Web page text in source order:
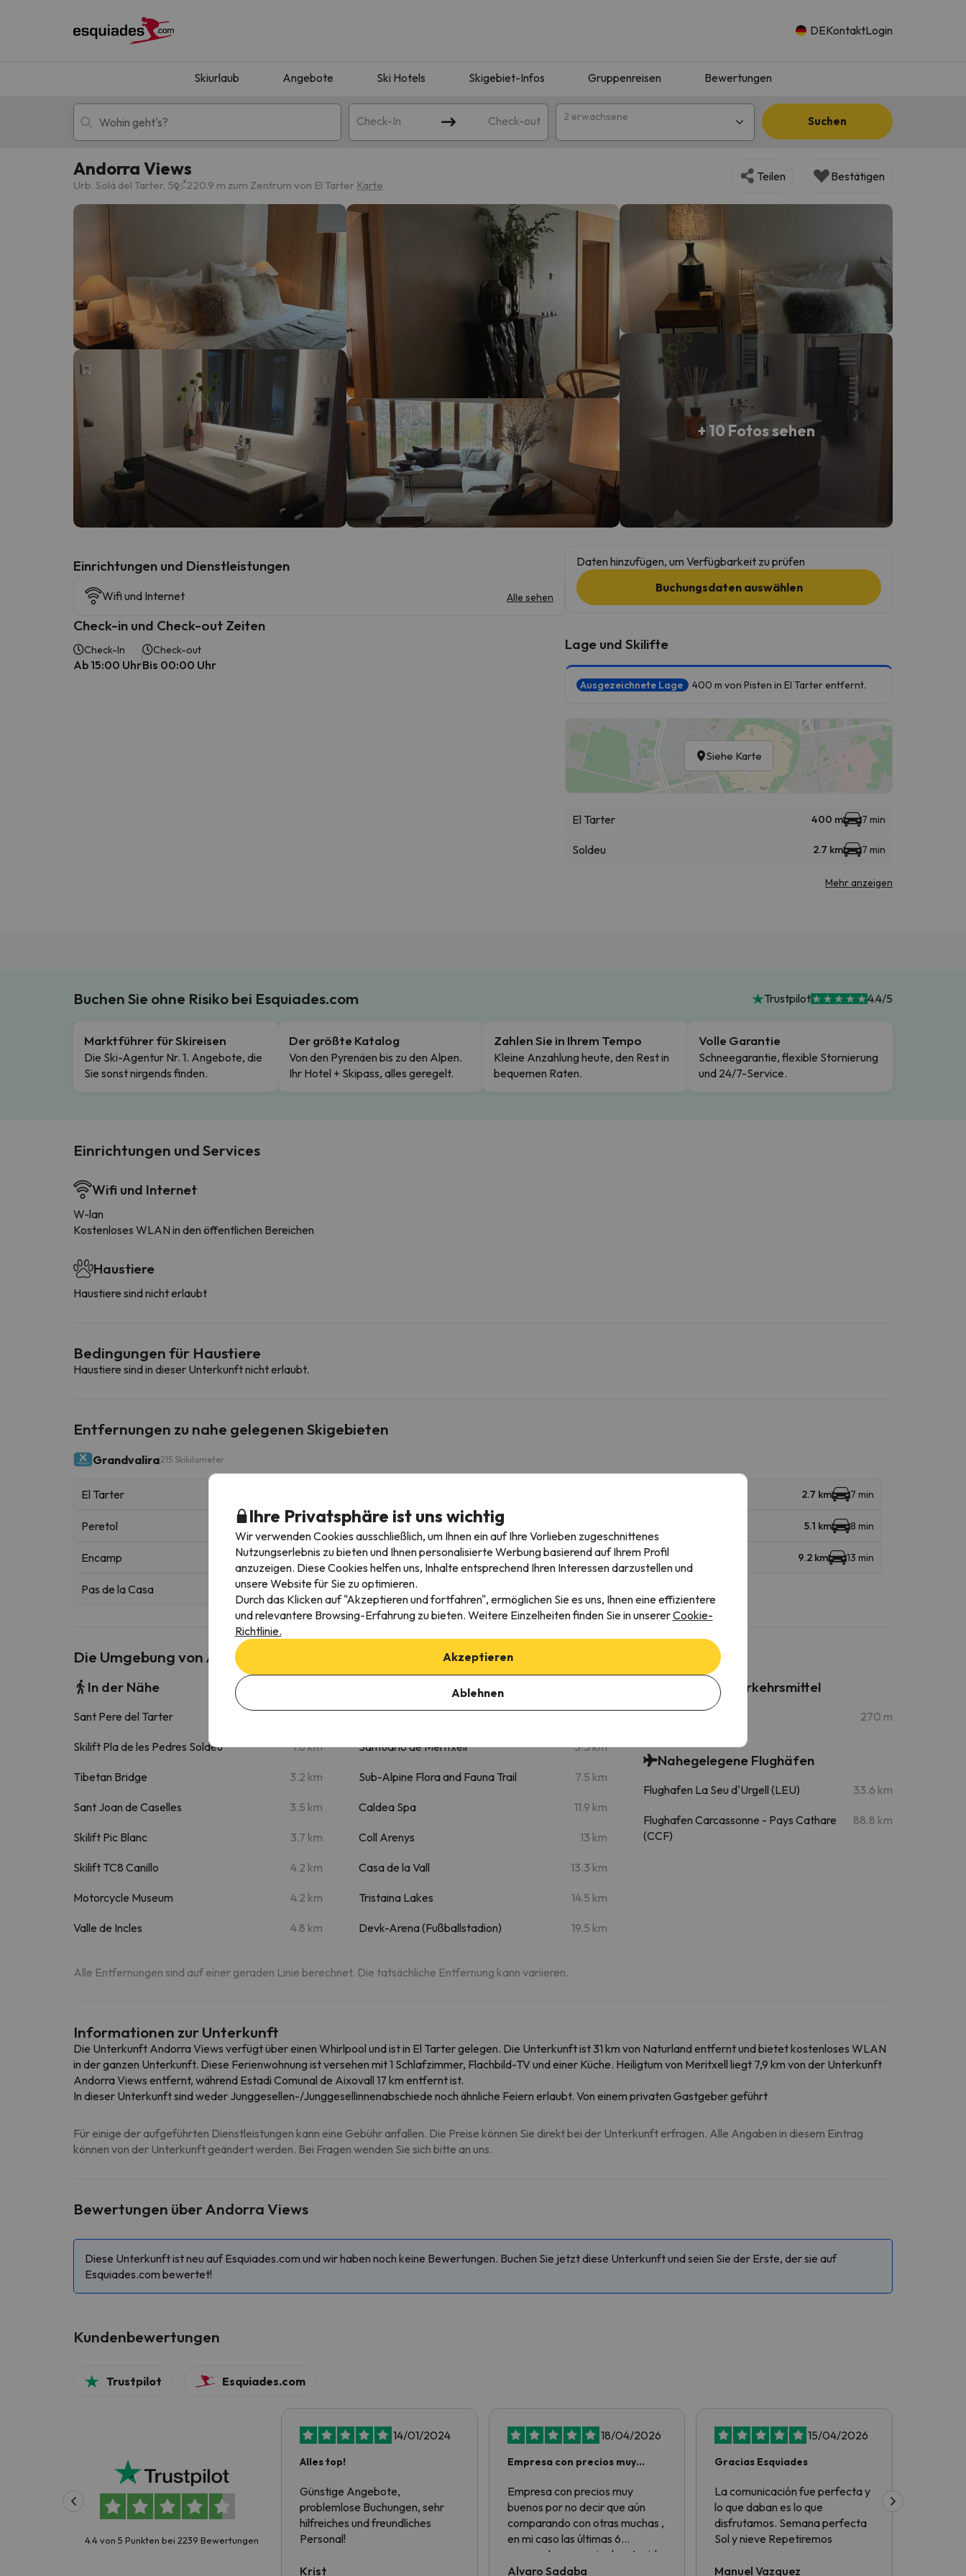
DEKontaktLogin
Skiurlaub Angebote Ski Hotels Skigebiet-Infos Gruppenreisen Bewertungen
Check-In Check-out 2 erwachsene Suchen
Skiurlaub Berghotels
Oops, wir haben keine Ergebnisse gefunden, die Ihrer Suche entsprechen. Versuchen Sie, das Ziel zu ändern.
Es sieht so aus, als hätte sich unser Sucher verirrt. Sobald er seinen Kompass gefunden hat, wird er zurück sein.
Andorra Views
Urb. Solà del Tarter, 5 220.9 m zum Zentrum von El Tarter Karte
Teilen Bestätigen
+ 10 Fotos sehen
​Einrichtungen und Dienstleistungen
Wifi und Internet Alle sehen
Check-in und Check-out Zeiten
Check-In
Ab 15:00 Uhr
Check-out
Bis 00:00 Uhr
Daten hinzufügen, um Verfügbarkeit zu prüfen
Buchungsdaten auswählen
Lage und Skilifte
Ausgezeichnete Lage 400 m von Pisten in El Tarter entfernt.
Siehe Karte
El Tarter 400 m 7 min
Soldeu 2.7 km 7 min
Mehr anzeigen
Buchen Sie ohne Risiko bei Esquiades.com Trustpilot 4.4/5
Marktführer für Skireisen
Die Ski-Agentur Nr. 1. Angebote, die
Sie sonst nirgends finden.
Der größte Katalog
Von den Pyrenäen bis zu den Alpen.
Ihr Hotel + Skipass, alles geregelt.
Zahlen Sie in Ihrem Tempo
Kleine Anzahlung heute, den Rest in
bequemen Raten.
Volle Garantie
Schneegarantie, flexible Stornierung
und 24/7-Service.
Einrichtungen und Services
Wifi und Internet
W-lan
Kostenloses WLAN in den öffentlichen Bereichen
Haustiere
Haustiere sind nicht erlaubt
Bedingungen für Haustiere
Haustiere sind in dieser Unterkunft nicht erlaubt.
Entfernungen zu nahe gelegenen Skigebieten
Grandvalira215 Skikilometer
El Tarter 2.7 km 7 min
Peretol 4.6 km 6 min Canillo 5.1 km 8 min
Encamp 9.2 km 12 min Grau Roig 9.2 km 13 min
Pas de la Casa 16.4 km
Die Umgebung von Andorra Views
In der Nähe
Sant Pere del Tarter
Skilift Pla de les Pedres Soldeu 1.6 km
Tibetan Bridge 3.2 km
Sant Joan de Caselles 3.5 km
Skilift Pic Blanc 3.7 km
Skilift TC8 Canillo 4.2 km
Motorcycle Museum 4.2 km
Valle de Incles 4.8 km
Sehenswertes
Santuario de Meritxell 5.5 km
Sub-Alpine Flora and Fauna Trail 7.5 km
Caldea Spa 11.9 km
Coll Arenys 13 km
Casa de la Vall 13.3 km
Tristaina Lakes 14.5 km
Devk-Arena (Fußballstadion) 19.5 km
Öffentliche Verkehrsmittel
270 m
Nahegelegene Flughäfen
Flughafen La Seu d'Urgell (LEU) 33.6 km
Flughafen Carcassonne - Pays Cathare
(CCF)
88.8 km
Alle Entfernungen sind auf einer geraden Linie berechnet. Die tatsächliche Entfernung kann variieren.
Informationen zur Unterkunft
Die Unterkunft Andorra Views verfügt über einen Whirlpool und ist in El Tarter gelegen. Die Unterkunft ist 31 km von Naturland entfernt und bietet kostenloses WLAN
in der ganzen Unterkunft. Diese Ferienwohnung ist versehen mit 1 Schlafzimmer, Flachbild-TV und einer Küche. Heiligtum von Meritxell liegt 7,9 km von der Unterkunft
Andorra Views entfernt, während Estadi Comunal de Aixovall 17 km entfernt ist.
In dieser Unterkunft sind weder Junggesellen-/Junggesellinnenabschiede noch ähnliche Feiern erlaubt. Von einem privaten Gastgeber geführt
Für einige der aufgeführten Dienstleistungen kann eine Gebühr anfallen. Die Preise können Sie direkt bei der Unterkunft erfragen. Alle Angaben in diesem Eintrag
können von der Unterkunft geändert werden. Bei Fragen wenden Sie sich bitte an uns.
Bewertungen über Andorra Views
Diese Unterkunft ist neu auf Esquiades.com und wir haben noch keine Bewertungen. Buchen Sie jetzt diese Unterkunft und seien Sie der Erste, der sie auf
Esquiades.com bewertet!
Kundenbewertungen
Trustpilot Esquiades.com
4.4 von 5 Punkten bei 2239 Bewertungen
14/01/2024
Alles top!
Günstige Angebote,
problemlose Buchungen, sehr
hilfreiches und freundliches
Personal!
Krist
18/04/2026
Empresa con precios muy
Empresa con precios muy
buenos por no decir que aún
comparando con otras muchas ,
en mi caso las últimas 6
escapadas a esquiar han tenido
los precios más baratos de
Alvaro Sadaba
15/04/2026
Gracias Esquiades
La comunicación fue perfecta y
lo que daban es lo que
disfrutamos. Semana perfecta
Sol y nieve Repetiremos
Manuel Vazquez
Ihre Privatsphäre ist uns wichtig
Wir verwenden Cookies ausschließlich, um Ihnen ein auf Ihre Vorlieben zugeschnittenes
Nutzungserlebnis zu bieten und Ihnen personalisierte Werbung basierend auf Ihrem Profil
anzuzeigen. Diese Cookies helfen uns, Inhalte entsprechend Ihren Interessen darzustellen und
unsere Website für Sie zu optimieren.
Durch das Klicken auf "Akzeptieren und fortfahren", ermöglichen Sie es uns, Ihnen eine effizientere
und relevantere Browsing-Erfahrung zu bieten. Weitere Einzelheiten finden Sie in unsererCookie-
Richtlinie.
Akzeptieren
Ablehnen